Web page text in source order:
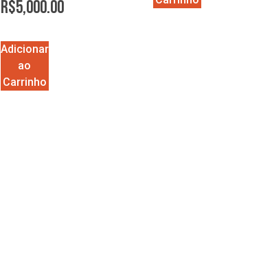
R$5,000.00
Adicionar
ao
Carrinho